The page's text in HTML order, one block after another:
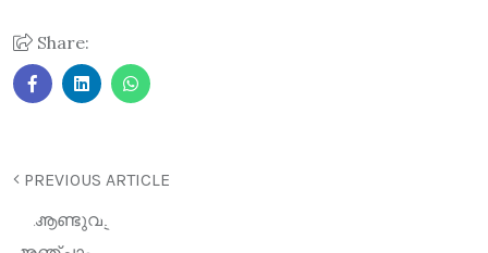
Share:
PREVIOUS ARTICLE